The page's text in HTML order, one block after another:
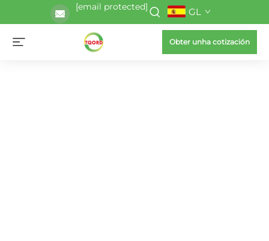
[email protected] GL
Obter unha cotización